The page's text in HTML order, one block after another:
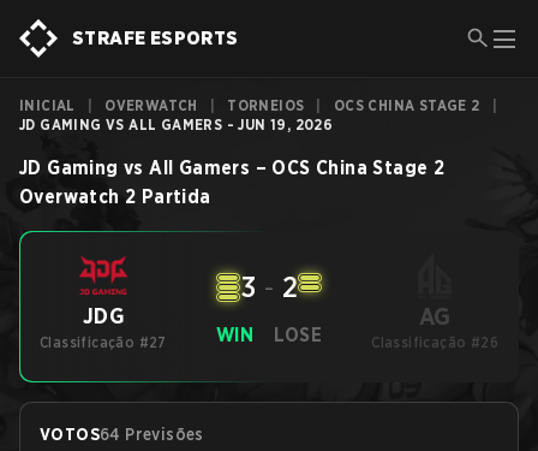
STRAFE ESPORTS
INICIAL OVERWATCH TORNEIOS OCS CHINA STAGE 2
JD GAMING VS ALL GAMERS - JUN 19, 2026
JD Gaming vs All Gamers – OCS China Stage 2
Overwatch 2 Partida
JDG
Classificação #27 WIN
3 - 2
LOSE
AG
Classificação #26
VOTOS64 Previsões